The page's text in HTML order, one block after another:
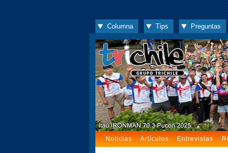
Columna Tips Preguntas
Noticias Artículos Entrevistas